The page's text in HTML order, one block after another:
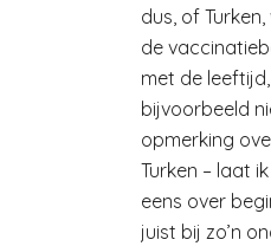
dus, of Turken,
de
met de
bijvoorbeeld
opmerking
Turken – laat
eens over
juist bij zo’n